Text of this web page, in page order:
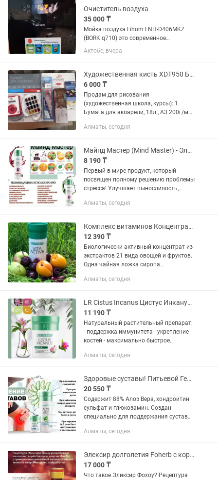
Очиститель воздуха
35 000 ₸
Мойка воздуха Lihom LNH-D406MKZ
(BORK q710) это современное
устройство для эффективного
увлажнения и очистки воздуха в
себе функции увлажнителя и...
Актобе, вчера
Художественная кисть XDT950 Белка
6 000 ₸
Продам для рисования
(художественная школа, курсы): 1.
Бумага для акварели, 18л., А3 200г/м2 -
без рамки, 160г/м2 - 500 тг 3. Планшет
Алматы, сегодня
Майнд Мастер (Mind Master) - Эликсир для мозга питьевой гель. Германия
8 190 ₸
Первый в мире продукт, который
посвящен полному решению проблемы
стресса! Улучшает выносливость,
предает энергичность Состав: Алоэ
чистая...
Алматы, сегодня
Комплекс витаминов Концентрат Вита Актив! LR, Германия
12 390 ₸
Биологически активный концентрат из
экстрактов 21 вида овощей и фруктов.
Одна чайная ложка сиропа
суточную потребность (RDA) в 10
Алматы, сегодня
LR Cistus Incanus Цистус Инканус поддержка иммунитета Германия
11 190 ₸
Натуральный растительный препарат:
- поддержка иммунитета - укрепление
костей - максимально быстрое
-обладает противовоспалительными,
Алматы, сегодня
Здоровые суставы! Питьевой Гель Алоэ Вера Фридом LR Германия
20 550 ₸
Содержит 88% Алоэ Вера, хондроитин
сульфат и глюкозамин. Создан
специально для поддержания суставов
радикулите. Наилучшая поддержка и
Алматы, сегодня
Элексир долголетия Foherb с кордицепсом
17 000 ₸
Что такое Эликсир Фохоу? Рецептура